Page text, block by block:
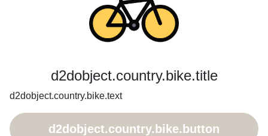
d2dobject.country.bike.title
d2dobject.country.bike.text
d2dobject.country.bike.button